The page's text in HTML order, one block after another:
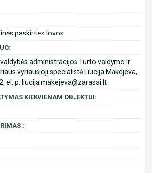
paskirties lovos
administracijos Turto valdymo ir
vyriausioji specialistė Liucija Makejeva,
el. p. liucija.makejeva@zarasai.lt
KIEKVIENAM OBJEKTUI:
: